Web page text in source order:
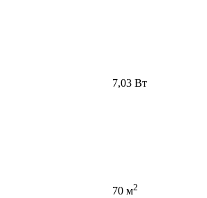
7,03 Вт
70 м2